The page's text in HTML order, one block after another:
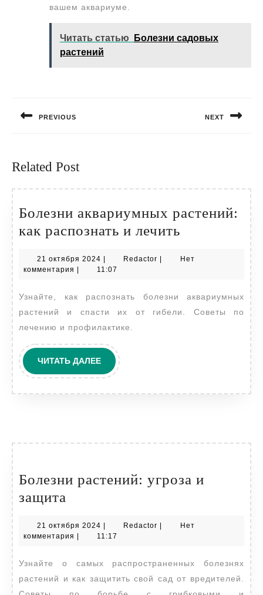
вашем аквариуме.
Читать статью
Болезни садовых
растений
записям
PREVIOUS NEXT
Related Post
Болезни аквариумных растений:
как распознать и лечить
растений:
распознать
и
21 октября 2024 21
октября
Redactor Redactor
Нет
комментария
11:07
Узнайте, как распознать болезни аквариумных
растений и спасти их от гибели. Советы по
лечению и профилактике.
ЧИТАТЬ ДАЛЕЕЧИТАТЬ
ДАЛЕЕ
Болезни растений: угроза и
защита
угроза
защита
21 октября 2024 21
октября
| Redactor Redactor
|
Нет
комментария | 11:17
Узнайте о самых распространенных болезнях
растений и как защитить свой сад от вредителей.